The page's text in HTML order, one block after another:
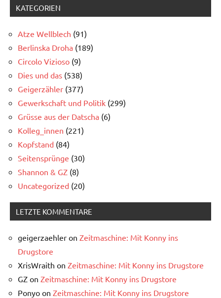
KATEGORIEN
Atze Wellblech (91)
Berlinska Droha (189)
Circolo Vizioso (9)
Dies und das (538)
Geigerzähler (377)
Gewerkschaft und Politik (299)
Grüsse aus der Datscha (6)
Kolleg_innen (221)
Kopfstand (84)
Seitensprünge (30)
Shannon & GZ (8)
Uncategorized (20)
LETZTE KOMMENTARE
geigerzaehler on Zeitmaschine: Mit Konny ins
Drugstore
XrisWraith on Zeitmaschine: Mit Konny ins Drugstore
GZ on Zeitmaschine: Mit Konny ins Drugstore
Ponyo on Zeitmaschine: Mit Konny ins Drugstore